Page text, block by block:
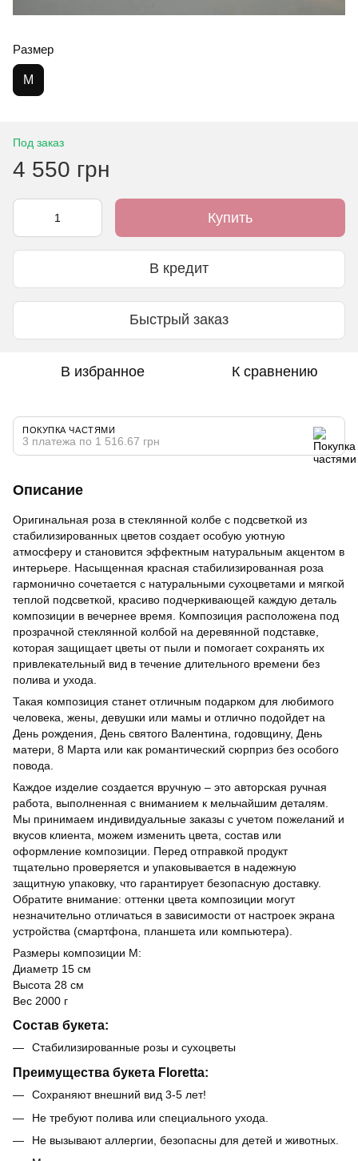
Размер
M
Под заказ
4 550 грн
Купить
В кредит
Быстрый заказ
В избранное К сравнению
ПОКУПКА ЧАСТЯМИ
3 платежа по 1 516.67 грн
Описание
Оригинальная роза в стеклянной колбе с подсветкой из
стабилизированных цветов создает особую уютную
атмосферу и становится эффектным натуральным акцентом в
интерьере. Насыщенная красная стабилизированная роза
гармонично сочетается с натуральными сухоцветами и мягкой
теплой подсветкой, красиво подчеркивающей каждую деталь
композиции в вечернее время. Композиция расположена под
прозрачной стеклянной колбой на деревянной подставке,
которая защищает цветы от пыли и помогает сохранять их
привлекательный вид в течение длительного времени без
полива и ухода.
Такая композиция станет отличным подарком для любимого
человека, жены, девушки или мамы и отлично подойдет на
День рождения, День святого Валентина, годовщину, День
матери, 8 Марта или как романтический сюрприз без особого
повода.
Каждое изделие создается вручную – это авторская ручная
работа, выполненная с вниманием к мельчайшим деталям.
Мы принимаем индивидуальные заказы с учетом пожеланий и
вкусов клиента, можем изменить цвета, состав или
оформление композиции. Перед отправкой продукт
тщательно проверяется и упаковывается в надежную
защитную упаковку, что гарантирует безопасную доставку.
Обратите внимание: оттенки цвета композиции могут
незначительно отличаться в зависимости от настроек экрана
устройства (смартфона, планшета или компьютера).
Размеры композиции М:
Диаметр 15 см
Высота 28 см
Вес 2000 г
Состав букета:
Стабилизированные розы и сухоцветы
Преимущества букета Floretta:
Сохраняют внешний вид 3-5 лет!
Не требуют полива или специального ухода.
Не вызывают аллергии, безопасны для детей и животных.